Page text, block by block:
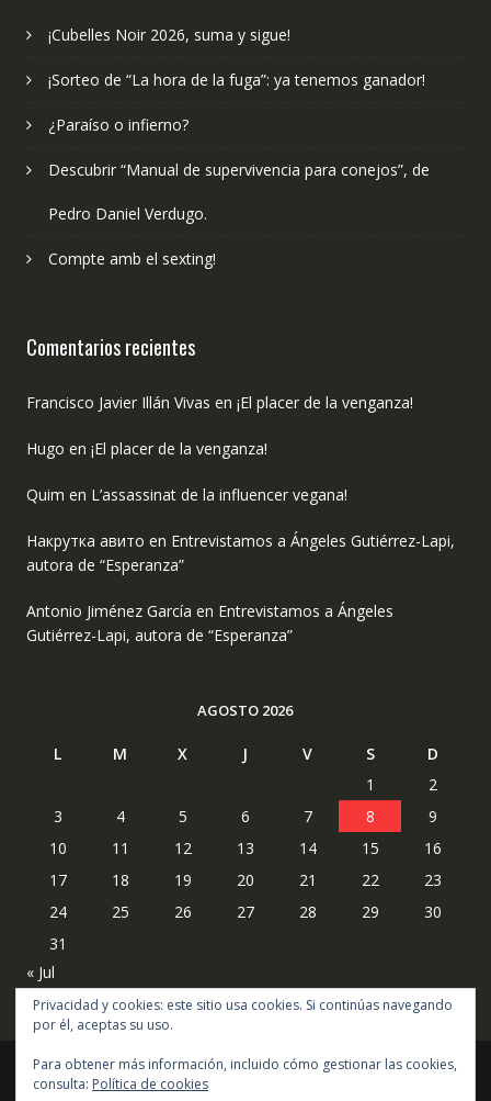
¡Cubelles Noir 2026, suma y sigue!
¡Sorteo de “La hora de la fuga”: ya tenemos ganador!
¿Paraíso o infierno?
Descubrir “Manual de supervivencia para conejos”, de
Pedro Daniel Verdugo.
Compte amb el sexting!
Comentarios recientes
Francisco Javier Illán Vivas en ¡El placer de la venganza!
Hugo en ¡El placer de la venganza!
Quim en L’assassinat de la influencer vegana!
Накрутка авито en Entrevistamos a Ángeles Gutiérrez-Lapi,
autora de “Esperanza”
Antonio Jiménez García en Entrevistamos a Ángeles
Gutiérrez-Lapi, autora de “Esperanza”
AGOSTO 2026
L M X J V S
D
1
2
3
4 5 6 7 8
9
10
11 12 13 14 15
16
17
18 19 20 21 22
23
24
25 26 27 28 29
30
31
« Jul
Privacidad y cookies: este sitio usa cookies. Si continúas navegando
por él, aceptas su uso.
Para obtener más información, incluido cómo gestionar las cookies,
consulta: Política de cookies